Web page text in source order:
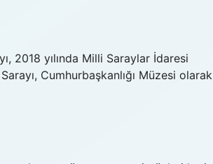
2018 yılında Milli Saraylar İdaresi
Cumhurbaşkanlığı Müzesi olarak